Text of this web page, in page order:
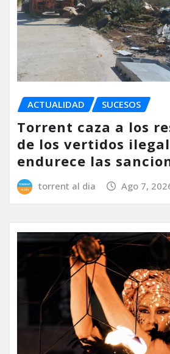
ACTUALIDAD SUCESOS
Torrent caza a los
de los vertidos
endurece las
torrent al dia Ago 7,